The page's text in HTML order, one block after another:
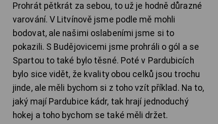
Prohrát pětkrát za sebou, to už je hodně důrazné
varování. V Litvínově jsme podle mě mohli
bodovat, ale našimi oslabeními jsme si to
pokazili. S Budějovicemi jsme prohráli o gól a se
Spartou to také bylo těsné. Poté v Pardubicích
bylo sice vidět, že kvality obou celků jsou trochu
jinde, ale měli bychom si z toho vzít příklad. Na to,
jaký mají Pardubice kádr, tak hrají jednoduchý
hokej a toho bychom se také měli držet.